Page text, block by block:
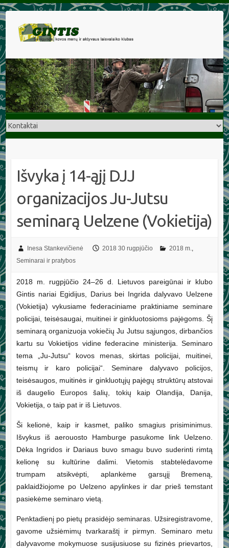
Išvyka į 14-ąjį DJJ
organizacijos Ju-Jutsu
seminarą Uelzene (Vokietija)
Inesa Stankevičienė 2018 30 rugpjūčio 2018 m.
Seminarai ir pratybos
2018 m. rugpjūčio 24–26 d. Lietuvos pareigūnai ir klubo
Gintis nariai Egidijus, Darius bei Ingrida dalyvavo Uelzene
(Vokietija) vykusiame federaciniame praktiniame seminare
policijai, teisėsaugai, muitinei ir ginkluotosioms pajėgoms. Šį
seminarą organizuoja vokiečių Ju Jutsu sąjungos, dirbančios
kartu su Vokietijos vidine federacine ministerija. Seminaro
tema „Ju-Jutsu“ kovos menas, skirtas policijai, muitinei,
teismų ir karo policijai“. Seminare dalyvavo policijos,
teisėsaugos, muitinės ir ginkluotųjų pajėgų struktūrų atstovai
iš daugelio Europos šalių, tokių kaip Olandija, Danija,
Vokietija, o taip pat ir iš Lietuvos.
Ši kelionė, kaip ir kasmet, paliko smagius prisiminimus.
Išvykus iš aerouosto Hamburge pasukome link Uelzeno.
Dėka Ingridos ir Dariaus buvo smagu buvo suderinti rimtą
kelionę su kultūrine dalimi. Vietomis stabtelėdavome
trumpam atsikvėpti, aplankėme garsųjį Bremeną,
paklaidžiojome po Uelzeno apylinkes ir dar prieš temstant
pasiekėme seminaro vietą.
Penktadienį po pietų prasidėjo seminaras. Užsiregistravome,
gavome užsiėmimų tvarkaraštį ir pirmyn. Seminaro metu
dalyvavome mokymuose susijusiuose su fizinės prievartos,